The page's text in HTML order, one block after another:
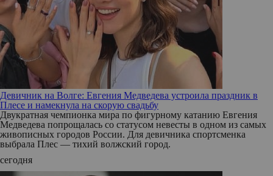
Девичник на Волге: Евгения Медведева устроила праздник в
Плесе и намекнула на скорую свадьбу
Двукратная чемпионка мира по фигурному катанию Евгения
Медведева попрощалась со статусом невесты в одном из самых
живописных городов России. Для девичника спортсменка
выбрала Плес — тихий волжский город.
сегодня